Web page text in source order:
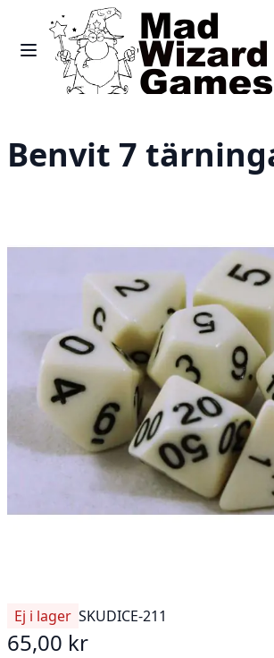
Skip to Content
Toggle Nav
Benvit 7
Ej i lager SKUDICE-211
65,00 kr